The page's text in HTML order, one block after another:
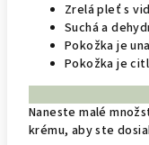
Zrelá pleť s
Suchá a
Pokožka je
Pokožka je
Naneste malé
krému, aby ste